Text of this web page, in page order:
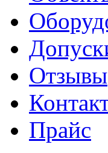
Отзывы
Прайс